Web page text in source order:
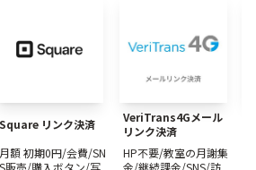
フォーム作成ツール9選比較｜ホームページ不
ク決済 - サブスク管理シェア獲得 No.1 個人
初期0円/会費/SNS販売/購入ボタン/写真加工
決済 - HP不要/教室の月謝集金/継続課金/SNS/
Square リンク決済
月額 初期0円/会費/SN
S販売/購入ボタン/写
VeriTrans4Gメール
リンク決済
HP不要/教室の月謝集
金/継続課金/SNS/訪